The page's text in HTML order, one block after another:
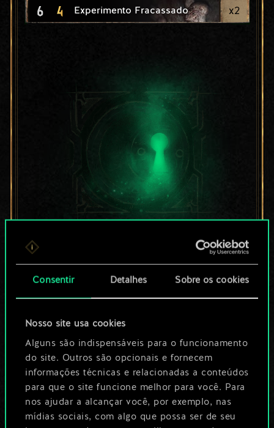
Consentir Detalhes Sobre os cookies
Nosso site usa cookies
Alguns são indispensáveis para o funcionamento
do site. Outros são opcionais e fornecem
informações técnicas e relacionadas a conteúdos
para que o site funcione melhor para você. Para
nos ajudar a alcançar você, por exemplo, nas
mídias sociais, com algo que possa ser de seu
6 4 Experimento Fracassado x2
Por enquanto, isto é
apenas um conjunto
de cartas
compartilhado.
No entanto, dá para
ser muito mais!